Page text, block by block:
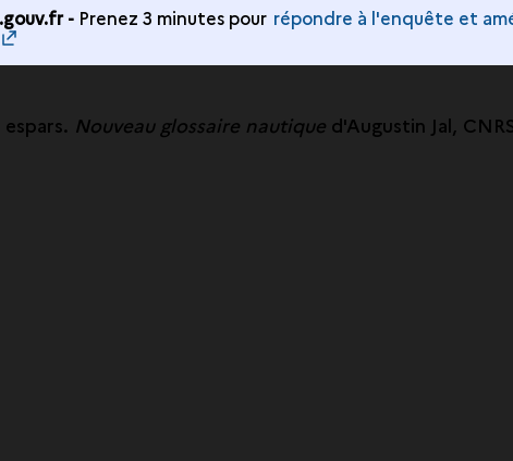
- Prenez 3 minutes pour répondre à l'enquête et
Nouveau glossaire nautique d'Augustin Jal,